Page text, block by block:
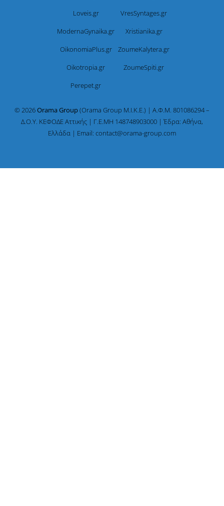
Loveis.gr
VresSyntages.gr
ModernaGynaika.gr
Xristianika.gr
OikonomiaPlus.gr
ZoumeKalytera.gr
Oikotropia.gr
ZoumeSpiti.gr
Perepet.gr
© 2026Orama Group(Orama Group Μ.Ι.Κ.Ε.) | Α.Φ.Μ. 801086294 –
Δ.Ο.Υ. ΚΕΦΟΔΕ Αττικής | Γ.Ε.ΜΗ 148748903000 | Έδρα: Αθήνα,
Ελλάδα | Email: contact@orama-group.com